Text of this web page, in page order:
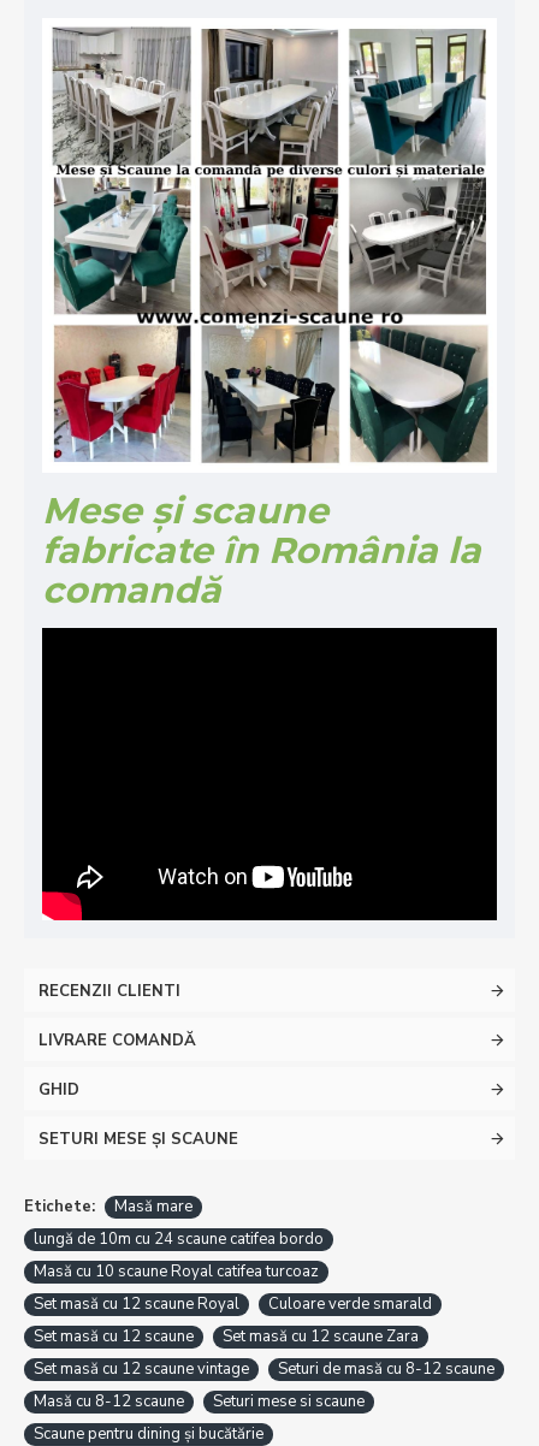
Mese și scaune
fabricate în România la
comandă
RECENZII CLIENTI
LIVRARE COMANDĂ
GHID
SETURI MESE ȘI SCAUNE
Etichete:
Masă mare
lungă de 10m cu 24 scaune catifea bordo
Masă cu 10 scaune Royal catifea turcoaz
Set masă cu 12 scaune Royal
Culoare verde smarald
Set masă cu 12 scaune
Set masă cu 12 scaune Zara
Set masă cu 12 scaune vintage
Seturi de masă cu 8-12 scaune
Masă cu 8-12 scaune
Seturi mese si scaune
Scaune pentru dining și bucătărie